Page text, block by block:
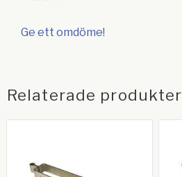
Ge ett omdöme!
Relaterade produkter